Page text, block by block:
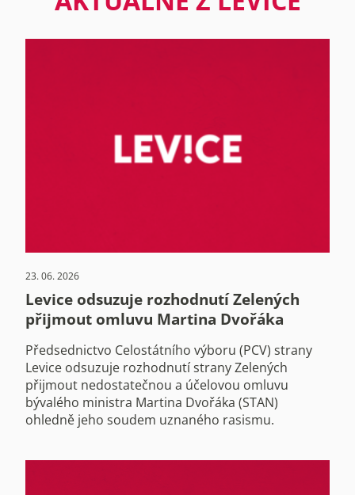
23. 06. 2026
Levice odsuzuje rozhodnutí Zelených
přijmout omluvu Martina Dvořáka
Předsednictvo Celostátního výboru (PCV) strany
Levice odsuzuje rozhodnutí strany Zelených
přijmout nedostatečnou a účelovou omluvu
bývalého ministra Martina Dvořáka (STAN)
ohledně jeho soudem uznaného rasismu.